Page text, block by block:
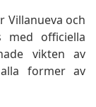
Villanueva och
med officiella
vikten av
former av